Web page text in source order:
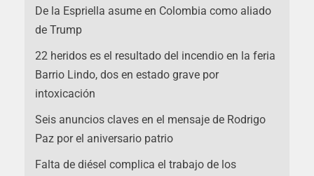
De la Espriella asume en Colombia como aliado
de Trump
22 heridos es el resultado del incendio en la feria
Barrio Lindo, dos en estado grave por
intoxicación
Seis anuncios claves en el mensaje de Rodrigo
Paz por el aniversario patrio
Falta de diésel complica el trabajo de los